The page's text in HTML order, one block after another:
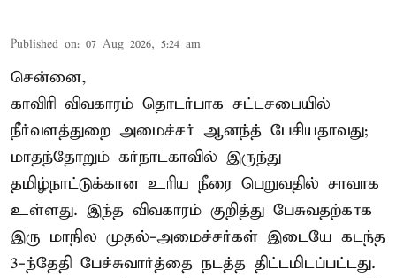
Published on: 07 Aug 2026, 5:24 am
சென்னை,
காவிரி விவகாரம் தொடர்பாக சட்டசபையில்
நீர்வளத்துறை அமைச்சர் ஆனந்த் பேசியதாவது;
மாதந்தோறும் கர்நாடகாவில் இருந்து
தமிழ்நாட்டுக்கான உரிய நீரை பெறுவதில் சாவாக
உள்ளது. இந்த விவகாரம் குறித்து பேசுவதற்காக
இரு மாநில முதல்-அமைச்சர்கள் இடையே கடந்த
3-ந்தேதி பேச்சுவார்த்தை நடத்த திட்டமிடப்பட்டது.